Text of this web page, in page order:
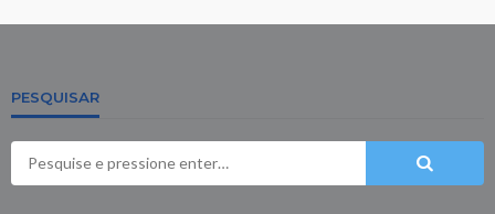
PESQUISAR